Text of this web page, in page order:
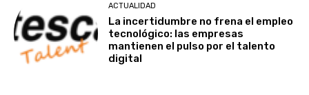
ACTUALIDAD
La incertidumbre no frena el empleo
tecnológico: las empresas
mantienen el pulso por el talento
digital